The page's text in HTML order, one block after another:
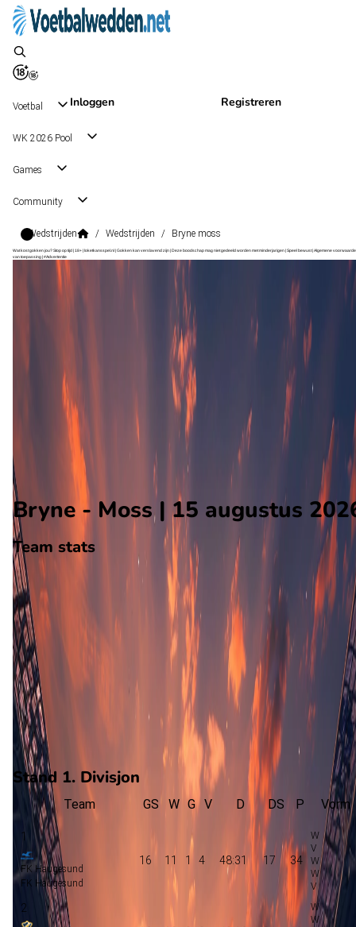
Inloggen Registreren
Voetbal
WK 2026 Pool
Games
Community
Wedstrijden / Wedstrijden / Bryne moss
Wat kost gokken jou? Stop op tijd | 18+ | loketkansspel.nl | Gokken kan verslavend zijn | Deze boodschap mag niet gedeeld worden met minderjarigen | Speel bewust | Algemene
van toepassing | #Advertentie
1. Divisjon
Alle wedstrijden
Bryne - Moss
Voorbeschouwing
Bryne - Moss | 15 augustus
Team stats
Bryne
Bryne
-
Moss
Moss
21aantal goals
6gewonnen
8verloren
vorm
Stand 1. Divisjon
Team GS W G V D DS P Vorm
1
FK Haugesund
FK Haugesund
16 11 1 4 48:31 17 34
2